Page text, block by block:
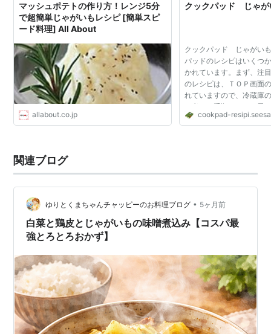
マッシュポテトの作り方！レンジ5分
で超簡単じゃがいもレシピ [簡単スピ
ード料理] All About
allabout.co.jp
クックパッド じゃが
クックパッド じゃがい
パッドのレシピはいくつ
かれています。まず、注
のレシピは、ＴＯＰ画面
れていますので、冷蔵庫
を考える手順でよいと思
ドのレシピの大半は各家
cookpad-
関連ブログ
ゆりとくまちゃんチャッピーのお料理ブログ • 5ヶ月前
白菜と鶏皮とじゃがいもの味噌煮込み【コスパ最
強とろとろおかず】